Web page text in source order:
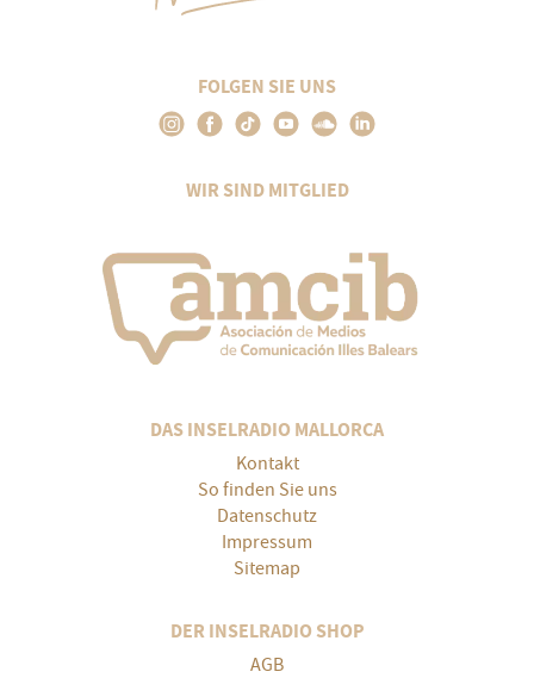
FOLGEN SIE UNS
WIR SIND MITGLIED
DAS INSELRADIO MALLORCA
Kontakt
So finden Sie uns
Datenschutz
Impressum
Sitemap
DER INSELRADIO SHOP
AGB